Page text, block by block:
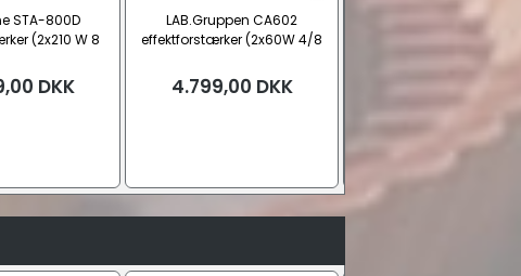
STA-800D
(2x210 W 8
DKK
LAB.Gruppen CA602
effektforstærker (2x60W 4/8
4.799,00 DKK
LAB.Gruppen CA1201
effektforstærker (1x120W
Ohm/100V)
4.599,00DKK